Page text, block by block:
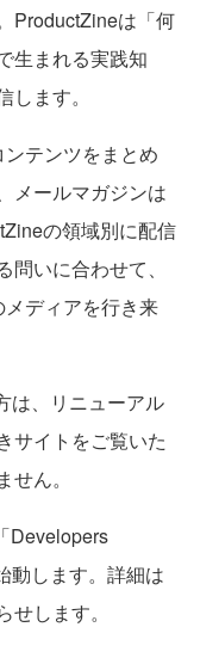
ProductZineは「何
生まれる実践知
ます。
テンツをまとめ
メールマガジンは
の領域別に配信
いに合わせて、
ディアを行き来
は、リニューアル
サイトをご覧いた
ん。
Developers
動します。詳細は
します。